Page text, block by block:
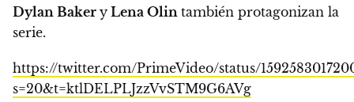
Dylan Baker y Lena Olin también protagonizan la
serie.
https://twitter.com/PrimeVideo/status/
s=20&t=ktlDELPLJzzVvSTM9G6AVg